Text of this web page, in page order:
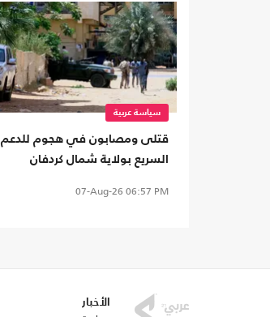
سياسة عربية
قتلى ومصابون في هجوم للدعم
السريع بولاية شمال كردفان
07-Aug-26 06:57 PM
الأخبار